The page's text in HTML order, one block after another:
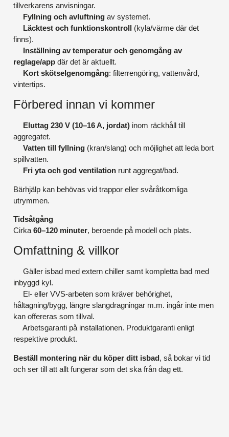
tillverkarens anvisningar.
Fyllning och avluftning av systemet.
Läcktest och funktionskontroll (kyla/värme där det
finns).
Inställning av temperatur och genomgång av
reglage/app där det är aktuellt.
Kort skötselgenomgång: filterrengöring, vattenvård,
vintertips.
Förbered innan vi kommer
Eluttag 230 V (10–16 A, jordat) inom räckhåll till
aggregatet.
Vatten till fyllning (kran/slang) och möjlighet att leda bort
spillvatten.
Fri yta och god ventilation runt aggregat/bad.
Bärhjälp kan behövas vid trappor eller svåråtkomliga
utrymmen.
Tidsåtgång
Cirka 60–120 minuter, beroende på modell och plats.
Omfattning & villkor
Gäller isbad med extern chiller samt kompletta bad med
inbyggd kyl.
El- eller VVS-arbeten som kräver behörighet,
håltagning/bygg, längre slangdragningar m.m. ingår inte men
kan offereras som tillval.
Arbetsgaranti på installationen. Produktgaranti enligt
respektive produkt.
Beställ montering när du köper ditt isbad, så bokar vi tid
och ser till att allt fungerar som det ska från dag ett.